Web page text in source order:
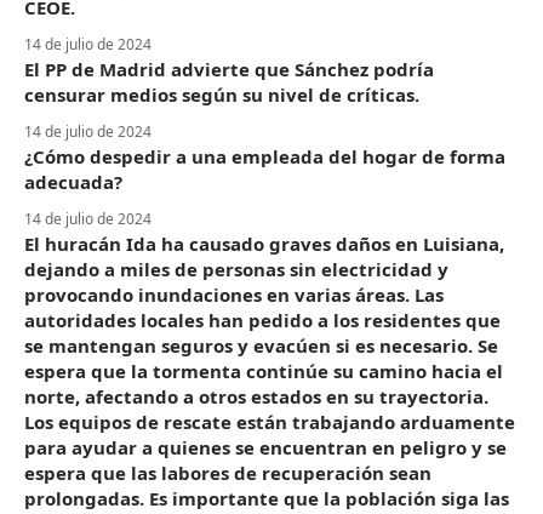
CEOE.
14 de julio de 2024
El PP de Madrid advierte que Sánchez podría
censurar medios según su nivel de críticas.
14 de julio de 2024
¿Cómo despedir a una empleada del hogar de forma
adecuada?
14 de julio de 2024
El huracán Ida ha causado graves daños en Luisiana,
dejando a miles de personas sin electricidad y
provocando inundaciones en varias áreas. Las
autoridades locales han pedido a los residentes que
se mantengan seguros y evacúen si es necesario. Se
espera que la tormenta continúe su camino hacia el
norte, afectando a otros estados en su trayectoria.
Los equipos de rescate están trabajando arduamente
para ayudar a quienes se encuentran en peligro y se
espera que las labores de recuperación sean
prolongadas. Es importante que la población siga las